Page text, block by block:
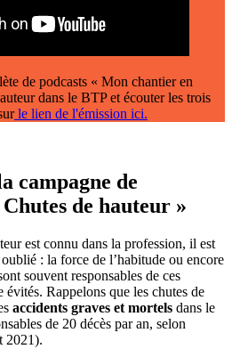
de podcasts « Mon chantier en
dans le BTP et écouter les trois
le lien de l'émission ici.
campagne de
de hauteur »
est connu dans la profession, il est
: la force de l’habitude ou encore
souvent responsables de ces
Rappelons que les chutes de
accidents graves et mortels dans le
de 20 décès par an, selon
2021).